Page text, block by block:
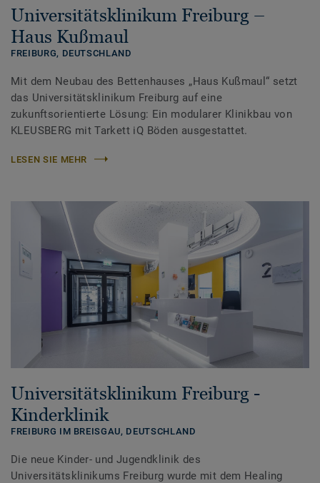
Universitätsklinikum Freiburg –
Haus Kußmaul
FREIBURG, DEUTSCHLAND
Mit dem Neubau des Bettenhauses „Haus Kußmaul“ setzt
das Universitätsklinikum Freiburg auf eine
zukunftsorientierte Lösung: Ein modularer Klinikbau von
KLEUSBERG mit Tarkett iQ Böden ausgestattet.
LESEN SIE MEHR
Universitätsklinikum Freiburg -
Kinderklinik
FREIBURG IM BREISGAU, DEUTSCHLAND
Die neue Kinder- und Jugendklinik des
Universitätsklinikums Freiburg wurde mit dem Healing